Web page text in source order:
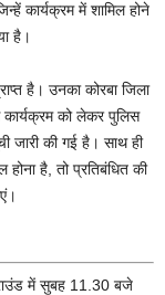
कार्यक्रम में शामिल होने
है।
है। उनका कोरबा जिला
को लेकर पुलिस
जारी की गई है। साथ ही
है, तो प्रतिबंधित की
में सुबह 11.30 बजे